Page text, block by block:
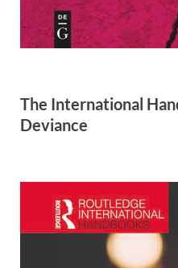
The International
Deviance